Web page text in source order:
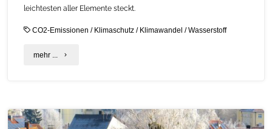
leichtesten aller Elemente steckt.
CO2-Emissionen / Klimaschutz / Klimawandel /Wasserstoff
mehr ... "C.A.R.M.E.N.-
ist